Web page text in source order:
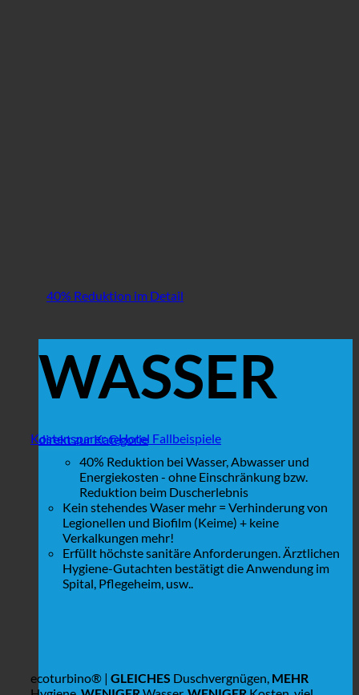
40% Reduktion im Detail
WASSER
direkt zur Kategorie
Kostensparer @Hotel Fallbeispiele
40% Reduktion bei Wasser, Abwasser und
Energiekosten - ohne Einschränkung bzw.
Reduktion beim Duscherlebnis
Kein stehendes Waser mehr = Verhinderung von
Legionellen und Biofilm (Keime) + keine
Verkalkungen mehr!
Erfüllt höchste sanitäre Anforderungen. Ärztlichen
Hygiene-Gutachten bestätigt die Anwendung im
Spital, Pflegeheim, usw..
ecoturbino® | GLEICHES Duschvergnügen, MEHR